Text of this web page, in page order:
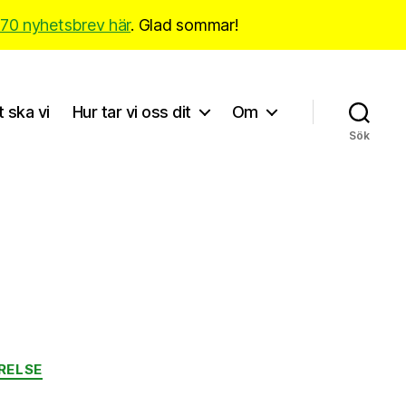
nyhetsbrev här. Glad sommar!
ska vi Hur tar vi oss dit Om
Sök